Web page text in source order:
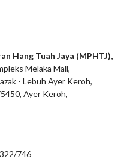
Hang Tuah Jaya (MPHTJ),
Melaka Mall,
- Lebuh Ayer Keroh,
Ayer Keroh,
746